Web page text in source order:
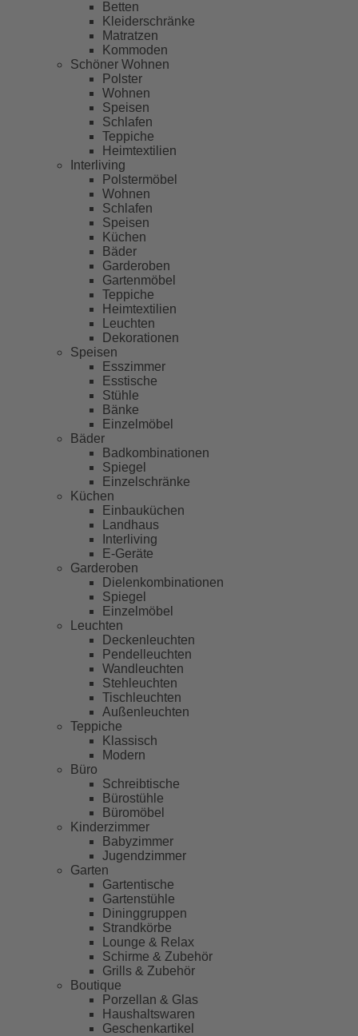
Betten
Kleiderschränke
Matratzen
Kommoden
Schöner Wohnen
Polster
Wohnen
Speisen
Schlafen
Teppiche
Heimtextilien
Interliving
Polstermöbel
Wohnen
Schlafen
Speisen
Küchen
Bäder
Garderoben
Gartenmöbel
Teppiche
Heimtextilien
Leuchten
Dekorationen
Speisen
Esszimmer
Esstische
Stühle
Bänke
Einzelmöbel
Bäder
Badkombinationen
Spiegel
Einzelschränke
Küchen
Einbauküchen
Landhaus
Interliving
E-Geräte
Garderoben
Dielenkombinationen
Spiegel
Einzelmöbel
Leuchten
Deckenleuchten
Pendelleuchten
Wandleuchten
Stehleuchten
Tischleuchten
Außenleuchten
Teppiche
Klassisch
Modern
Büro
Schreibtische
Bürostühle
Büromöbel
Kinderzimmer
Babyzimmer
Jugendzimmer
Garten
Gartentische
Gartenstühle
Dininggruppen
Strandkörbe
Lounge & Relax
Schirme & Zubehör
Grills & Zubehör
Boutique
Porzellan & Glas
Haushaltswaren
Geschenkartikel